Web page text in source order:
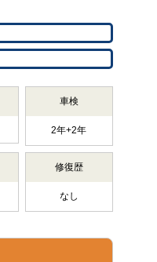
車検
2年+2年
修復歴
なし